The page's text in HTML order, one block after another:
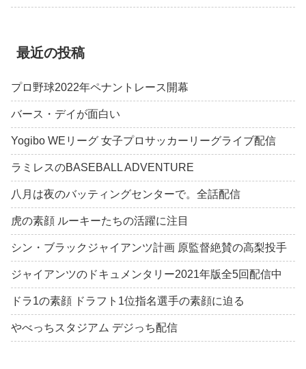
最近の投稿
プロ野球2022年ペナントレース開幕
バース・デイが面白い
Yogibo WEリーグ 女子プロサッカーリーグライブ配信
ラミレスのBASEBALL ADVENTURE
八月は夜のバッティングセンターで。全話配信
虎の素顔 ルーキーたちの活躍に注目
シン・ブラックジャイアンツ計画 原監督絶賛の高梨投手
ジャイアンツのドキュメンタリー2021年版全5回配信中
ドラ1の素顔 ドラフト1位指名選手の素顔に迫る
やべっちスタジアム デジっち配信